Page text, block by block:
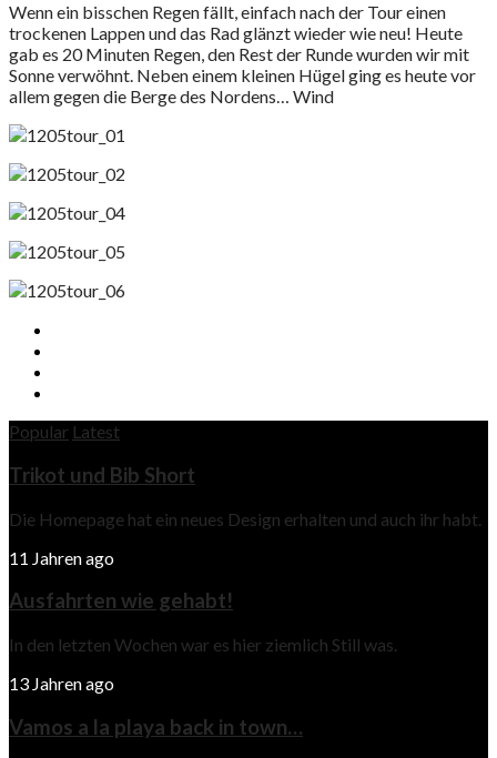
Wenn ein bisschen Regen fällt, einfach nach der Tour einen
trockenen Lappen und das Rad glänzt wieder wie neu! Heute
gab es 20 Minuten Regen, den Rest der Runde wurden wir mit
Sonne verwöhnt. Neben einem kleinen Hügel ging es heute vor
allem gegen die Berge des Nordens… Wind
Popular Latest
Trikot und Bib Short
Die Homepage hat ein neues Design erhalten und auch ihr habt.
11 Jahren ago
Ausfahrten wie gehabt!
In den letzten Wochen war es hier ziemlich Still was.
13 Jahren ago
Vamos a la playa back in town…